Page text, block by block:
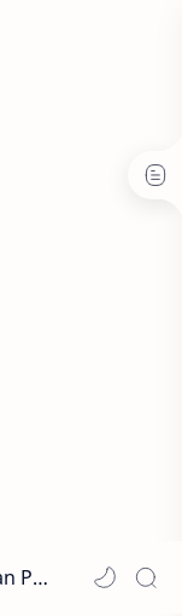
Tagar Berita - Blog Kecantikan dan Perawatan